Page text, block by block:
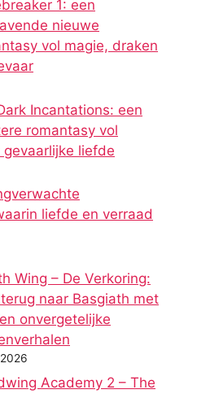
1: een
nieuwe
vol magie, draken
Incantations: een
romantasy vol
liefde
liefde en verraad
Wing – De Verkoring:
naar Basgiath met
onvergetelijke
Academy 2 – The